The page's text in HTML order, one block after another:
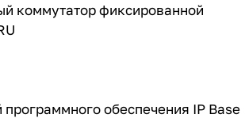
коммутатор фиксированной
обеспечения IP Base